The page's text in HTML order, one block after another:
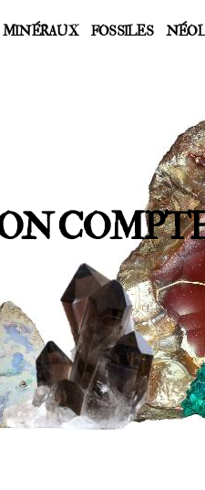
MINÉRAUX FOSSILES